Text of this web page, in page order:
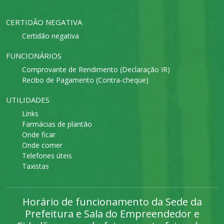
CERTIDÃO NEGATIVA
Certidão negativa
FUNCIONÁRIOS
Comprovante de Rendimento (Declaração IR)
Recibo de Pagamento (Contra-cheque)
UTILIDADES
Links
Farmácias de plantão
Onde ficar
Onde comer
Telefones úteis
Taxistas
Horário de funcionamento da Sede da
Prefeitura e Sala do Empreendedor e